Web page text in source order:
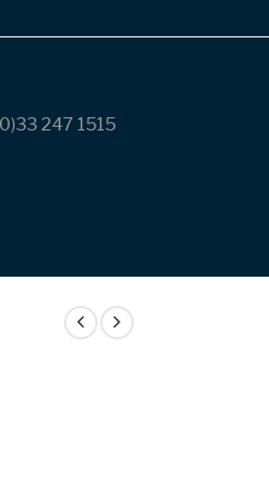
247 1515